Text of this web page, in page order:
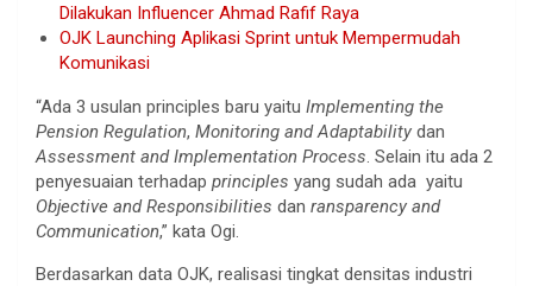
Dilakukan Influencer Ahmad Rafif Raya
OJK Launching Aplikasi Sprint untuk Mempermudah
Komunikasi
“Ada 3 usulan principles baru yaitu Implementing the
Pension Regulation, Monitoring and Adaptability dan
Assessment and Implementation Process. Selain itu ada 2
penyesuaian terhadap principles yang sudah ada yaitu
Objective and Responsibilities dan ransparency and
Communication,” kata Ogi.
Berdasarkan data OJK, realisasi tingkat densitas industri